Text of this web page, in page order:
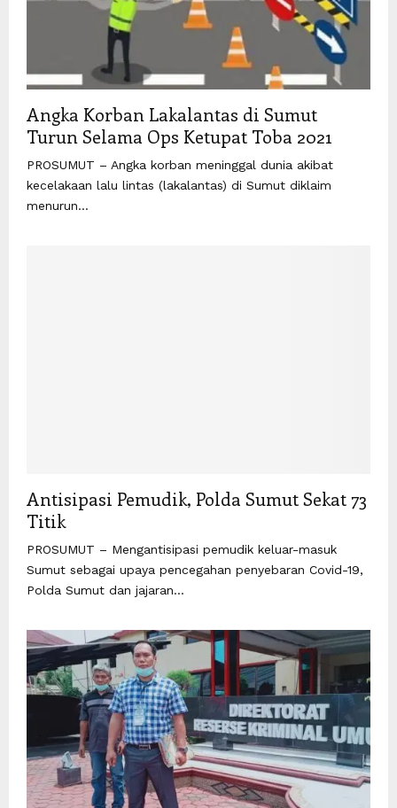
Angka Korban Lakalantas di Sumut
Turun Selama Ops Ketupat Toba 2021
PROSUMUT – Angka korban meninggal dunia akibat
kecelakaan lalu lintas (lakalantas) di Sumut diklaim
menurun...
Antisipasi Pemudik, Polda Sumut Sekat 73
Titik
PROSUMUT – Mengantisipasi pemudik keluar-masuk
Sumut sebagai upaya pencegahan penyebaran Covid-19,
Polda Sumut dan jajaran...